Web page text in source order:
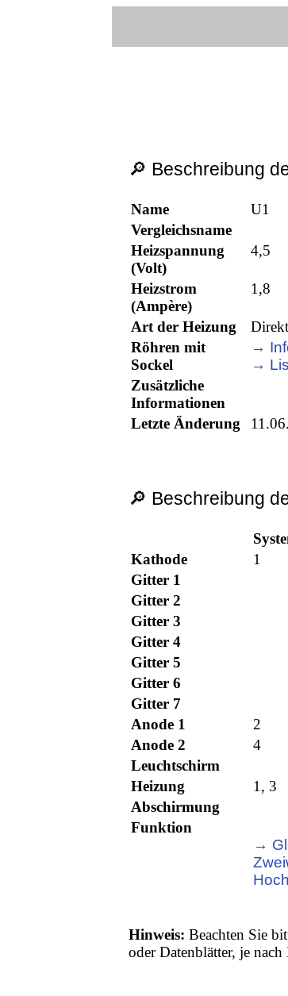
🔎 Beschreibung
Name
U1
Vergleichsname
Heizspannung
(Volt)
4,5
Heizstrom
(Ampère)
1,8
Art der Heizung
Direkt
Röhren mit
Sockel
→
→
Zusätzliche
Informationen
Letzte Änderung
🔎 Beschreibung
Kathode
1
Gitter 1
Gitter 2
Gitter 3
Gitter 4
Gitter 5
Gitter 6
Gitter 7
Anode 1
2
Anode 2
4
Leuchtschirm
Heizung
1, 3
Abschirmung
Funktion
→
Hinweis: Beachten Sie
oder Datenblätter, je